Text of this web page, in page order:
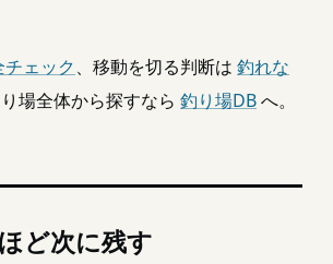
ェック、移動を切る判断は 釣れな
場全体から探すなら 釣り場DBへ。
ど次に残す